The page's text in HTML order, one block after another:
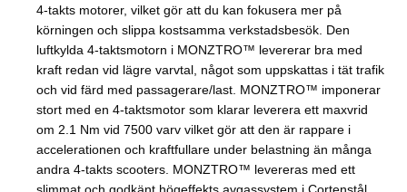
4-takts motorer, vilket gör att du kan fokusera mer på
körningen och slippa kostsamma verkstadsbesök. Den
luftkylda 4-taktsmotorn i MONZTRO™ levererar bra med
kraft redan vid lägre varvtal, något som uppskattas i tät trafik
och vid färd med passagerare/last. MONZTRO™ imponerar
stort med en 4-taktsmotor som klarar leverera ett maxvrid
om 2.1 Nm vid 7500 varv vilket gör att den är rappare i
accelerationen och kraftfullare under belastning än många
andra 4-takts scooters. MONZTRO™ levereras med ett
slimmat och godkänt högeffekts avgassystem i Cortenstål.